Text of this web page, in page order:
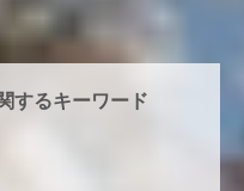
するキーワード